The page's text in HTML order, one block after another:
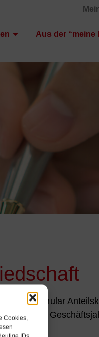
Cookies,
Aus der “meine
das Formular
des